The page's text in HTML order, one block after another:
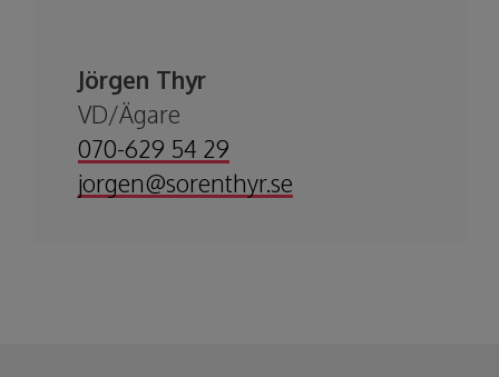
Jörgen Thyr
VD/Ägare
070-629 54 29
jorgen@sorenthyr.se